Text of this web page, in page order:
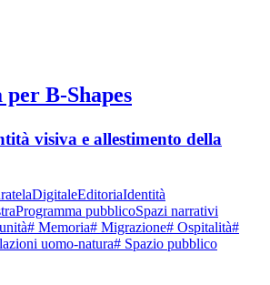
B-Shapes
visiva e allestimento della
DigitaleEditoriaIdentità
Programma pubblicoSpazi narrativi
# Memoria# Migrazione# Ospitalità#
uomo-natura# Spazio pubblico